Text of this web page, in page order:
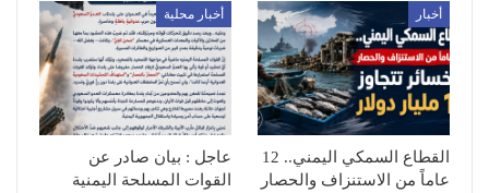
أخبار
القطاع السمكي اليمني.. 12
عاماً من الاستنزاف والحصار
أخبار محلية
عاجل : بيان صادر عن
القوات المسلحة اليمنية